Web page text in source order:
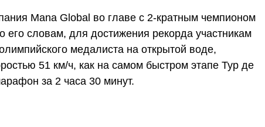
Mana Global во главе с 2-кратным чемпионом
словам, для достижения рекорда участникам
медалиста на открытой воде,
51 км/ч, как на самом быстром этапе Тур де
за 2 часа 30 минут.